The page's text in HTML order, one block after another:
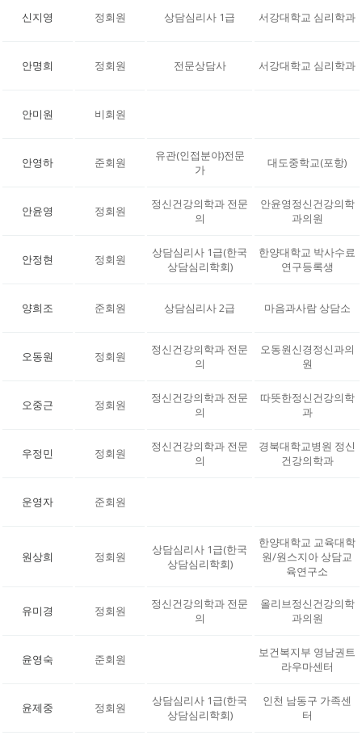
신지영 정회원 상담심리사 1급 서강대학교 심리학과
안명희 정회원 전문상담사 서강대학교 심리학과
안미원 비회원
안영하 준회원
유관(인접분야)전문
가
대도중학교(포항)
안윤영 정회원
정신건강의학과 전문
의
안윤영정신건강의학
과의원
안정현 정회원
상담심리사 1급(한국
상담심리학회)
한양대학교 박사수료
연구등록생
양희조 준회원 상담심리사 2급 마음과사람 상담소
오동원 정회원
정신건강의학과 전문
의
오동원신경정신과의
원
오중근 정회원
정신건강의학과 전문
의
따뜻한정신건강의학
과
우정민 정회원
정신건강의학과 전문
의
경북대학교병원 정신
건강의학과
운영자 준회원
원상희 정회원
상담심리사 1급(한국
상담심리학회)
한양대학교 교육대학
원/원스지아 상담교
육연구소
유미경 정회원
정신건강의학과 전문
의
올리브정신건강의학
과의원
윤영숙 준회원
보건복지부 영남권트
라우마센터
윤제중 정회원
상담심리사 1급(한국
상담심리학회)
인천 남동구 가족센
터